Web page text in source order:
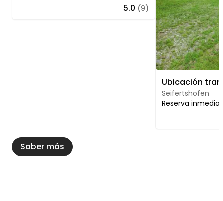
5.0 (9)
Seifertshofen
Reserva
Saber más